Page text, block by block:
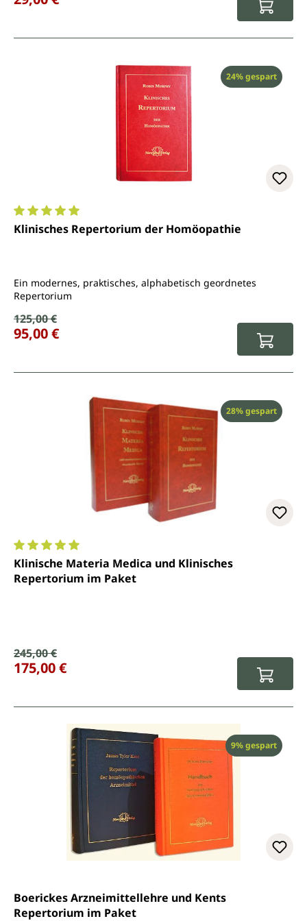
Rabatt
24% gespart
Durchschnittliche Bewertung von 5 von 5 Sternen
Klinisches Repertorium der Homöopathie
Ein modernes, praktisches, alphabetisch geordnetes
Repertorium
Verkaufspreis:
Regulärer Preis:
125,00 €
95,00 €
Rabatt
28% gespart
Durchschnittliche Bewertung von 5 von 5 Sternen
Klinische Materia Medica und Klinisches
Repertorium im Paket
Verkaufspreis:
Regulärer Preis:
245,00 €
175,00 €
Rabatt
9% gespart
Boerickes Arzneimittellehre und Kents
Repertorium im Paket